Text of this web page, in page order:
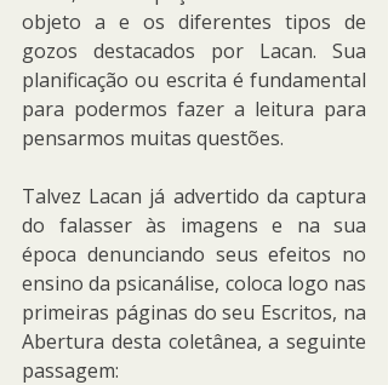
objeto a e os diferentes tipos de
gozos destacados por Lacan. Sua
planificação ou escrita é fundamental
para podermos fazer a leitura para
pensarmos muitas questões.
Talvez Lacan já advertido da captura
do falasser às imagens e na sua
época denunciando seus efeitos no
ensino da psicanálise, coloca logo nas
primeiras páginas do seu Escritos, na
Abertura desta coletânea, a seguinte
passagem: